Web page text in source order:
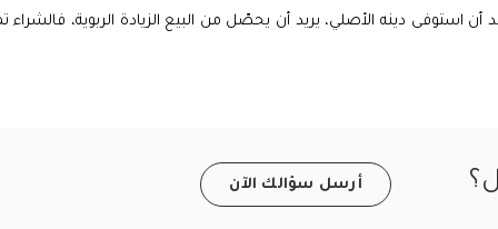
استوفى دينه الأصلي، يريد أن يحصّل من البيع الزيادة الربوية، فالشراء
أرسل سؤالك الآن